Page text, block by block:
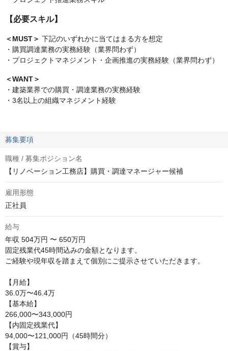
【必要スキル】
＜MUST＞ 下記のいずれかに当てはまる方を想定
・購買調達業務の実務経験（業界問わず）
・プロジェクトマネジメント・企画推進の実務経験（業界問わず）
＜WANT＞
・建築業界での購買・調達業務の実務経験
・3名以上の組織マネジメント経験
募集要項
職種 / 募集ポジション名
【リノベーション工務店】購買・調達マネージャー候補
雇用形態
正社員
給与
年収 504万円 〜 650万円
固定残業代45時間込みの金額となります。
ご経験や現年収を踏まえて個別にご提示させていただきます。
【月給】
36.0万〜46.4万
【基本給】
266,000〜343,000円
【内固定残業代】
94,000〜121,000円（45時間分）
【賞与】